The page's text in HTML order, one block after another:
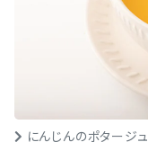
にんじんのポタージュ